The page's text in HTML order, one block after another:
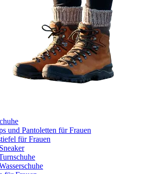
und Pantoletten für Frauen
für Frauen